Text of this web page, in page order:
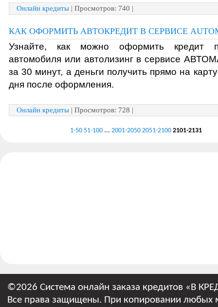
Онлайн кредиты | Просмотров: 740 |
КАК ОФОРМИТЬ АВТОКРЕДИТ В СЕРВИСЕ
Узнайте, как можно оформить кредит
автомобиля или автолизинг в сервисе
за 30 минут, а деньги получить прямо на
дня после оформления.
Онлайн кредиты | Просмотров: 728 |
1-50 51-100 ... 2001-2050 2051-2100 2101-2131
©2026 Система онлайн заказа кредитов «В
Все права защищены. При копировании любых